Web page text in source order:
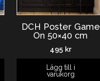
DCH Poster Game
On 50×40 cm
495 kr
Lägg till i
varukorg